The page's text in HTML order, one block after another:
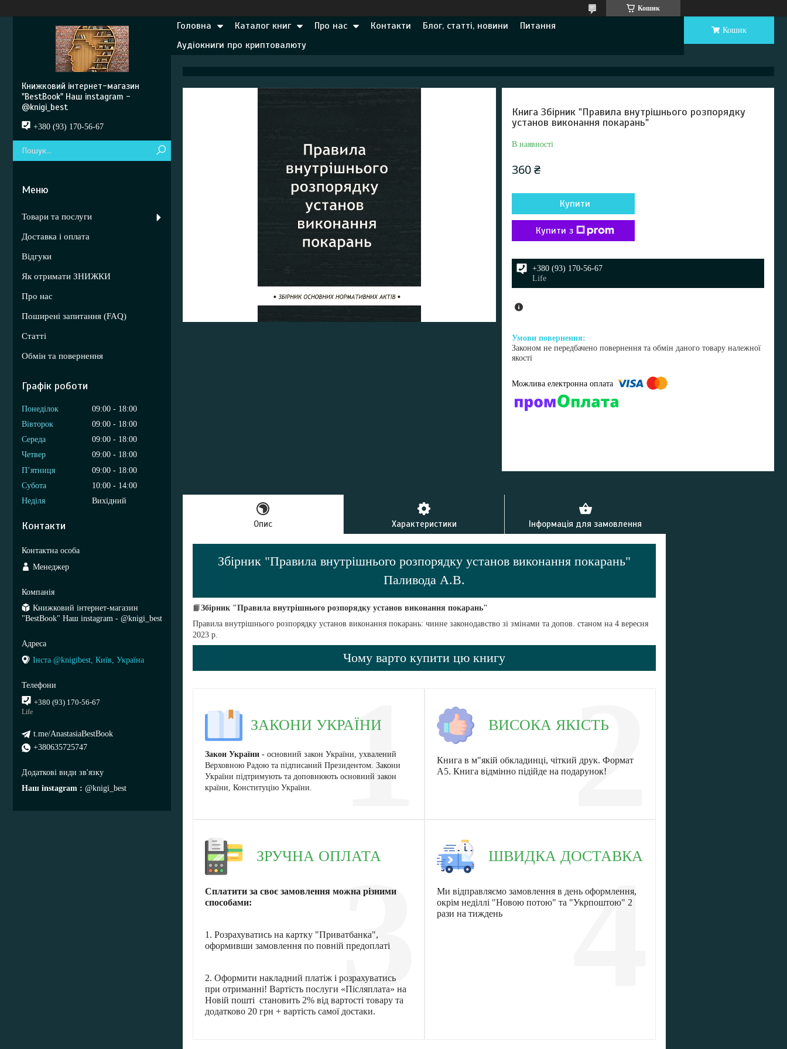
Кошик
Головна Каталог книг Про нас Контакти Блог, статті, новини
Питання
Аудіокниги про криптовалюту
Кошик
Книга Збірник "Правила внутрішнього розпорядку
установ виконання покарань"
В наявності
360 ₴
Купити
Купити з
+380 (93) 170-56-67
Life
Законом не передбачено повернення та обмін даного товару належної
якості
Опис Характеристики Інформація для замовлення
Збірник "Правила внутрішнього розпорядку установ виконання покарань"
Паливода А.В.
📙Збірник "Правила внутрішнього розпорядку установ виконання покарань"
Правила внутрішнього розпорядку установ виконання покарань: чинне законодавство зі змінами та допов. станом на 4 вересня
2023 р.
Чому варто купити цю книгу
1
ЗАКОНИ УКРАЇНИ
Закон України - основний закон України, ухвалений
Верховною Радою та підписаний Президентом. Закони
України підтримують та доповнюють основний закон
країни, Конституцію України.
2
ВИСОКА ЯКІСТЬ
Книга в м"якій обкладинці, чіткий друк. Формат
А5. Книга відмінно підійде на подарунок!
3
ЗРУЧНА ОПЛАТА
Сплатити за своє замовлення можна різними
способами:
1. Розрахуватись на картку "Приватбанка",
оформивши замовлення по повній предоплаті
2. Оформити накладний платіж і розрахуватись
при отриманні! Вартість послуги «Післяплата» на
Новій пошті становить 2% від вартості товару та
додатково 20 грн + вартість самої достаки.
4
ШВИДКА ДОСТАВКА
Ми відправляємо замовлення в день оформлення,
окрім неділлі "Новою потою" та "Укрпоштою" 2
рази на тиждень
Книжковий інтернет-магазин
"BestBook" Наш instagram -
@knigi_best
+380 (93) 170-56-67
Товари та послуги
Доставка і оплата
Відгуки
Як отримати ЗНИЖКИ
Про нас
Поширені запитання (FAQ)
Статті
Обмін та повернення
Графік роботи
Понеділок 09:00
18:00
Вівторок
09:00
18:00
Середа
09:00
18:00
Четвер
09:00
18:00
Пʼятниця
09:00
18:00
Субота
10:00
14:00
Неділя
Вихідний
Контакти
Менеджер
Книжковий інтернет-магазин
"BestBook" Наш instagram - @knigi_best
Інста @knigibest, Київ, Україна
+380 (93) 170-56-67
Life
t.me/AnastasiaBestBook
+380635725747
Наш instagram @knigi_best